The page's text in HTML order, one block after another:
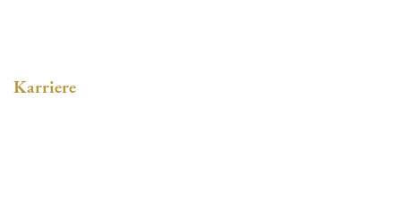
Karriere